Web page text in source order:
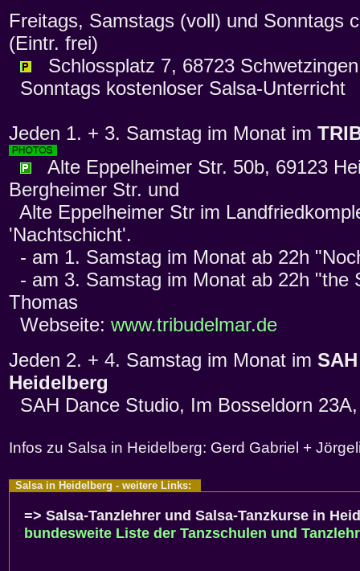
Freitags, Samstags (voll) und Sonntags
(Eintr. frei)
Schlossplatz 7, 68723
Sonntags kostenloser Salsa-Unterricht
Jeden 1. + 3. Samstag im Monat im
Alte Eppelheimer Str. 50b, 69123
Bergheimer Str. und
Alte Eppelheimer Str im
'Nachtschicht'.
- am 1. Samstag im Monat ab 22h
- am 3. Samstag im Monat ab 22h "the
Thomas
Webseite: www.tribudelmar.de
Jeden 2. + 4. Samstag im Monat im
Heidelberg
SAH Dance Studio, Im Bosseldorn
Infos zu Salsa in Heidelberg: Gerd Gabriel +
Salsa in Heidelberg - weitere Links:
=> Salsa-Tanzlehrer und Salsa-Tanzkurse in
bundesweite Liste der Tanzschulen und